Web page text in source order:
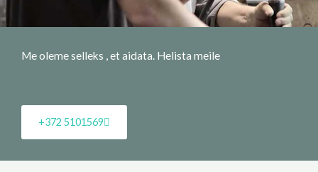
Me oleme selleks , et aidata. Helista meile
+372 5101569